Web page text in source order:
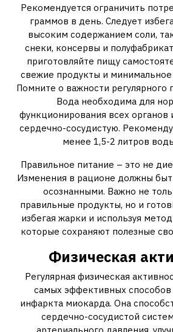
Рекомендуется ограничить
граммов в день. Следует
высоким содержанием соли,
снеки, консервы и
приготовляйте пищу
свежие продукты и минимальное
Помните о важности регулярного
Вода необходима для
функционирования всех органов
сердечно-сосудистую.
менее 1,5-2 литров
Правильное питание – это не
Изменения в рационе должны
осознанными. Важно не
правильные продукты, но и
избегая жарки и используя
которые сохраняют полезные
Физическая
Регулярная физическая
самых эффективных
инфаркта миокарда. Она
сердечно-сосудистой